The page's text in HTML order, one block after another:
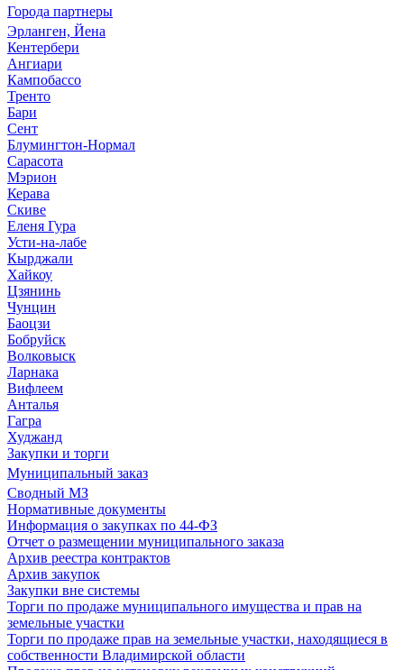
Города партнеры
Эрланген, Йена
Кентербери
Ангиари
Кампобассо
Тренто
Бари
Сент
Блумингтон-Нормал
Сарасота
Мэрион
Керава
Скиве
Еленя Гура
Усти-на-лабе
Кырджали
Хайкоу
Цзянинь
Чунцин
Баоцзи
Бобруйск
Волковыск
Ларнака
Вифлеем
Анталья
Гагра
Худжанд
Закупки и торги
Муниципальный заказ
Сводный МЗ
Нормативные документы
Информация о закупках по 44-ФЗ
Отчет о размещении муниципального заказа
Архив реестра контрактов
Архив закупок
Закупки вне системы
Торги по продаже муниципального имущества и прав на
земельные участки
Торги по продаже прав на земельные участки, находящиеся в
собственности Владимирской области